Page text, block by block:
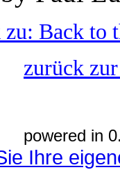
zu: Back to
zurück
powered in
Ihre